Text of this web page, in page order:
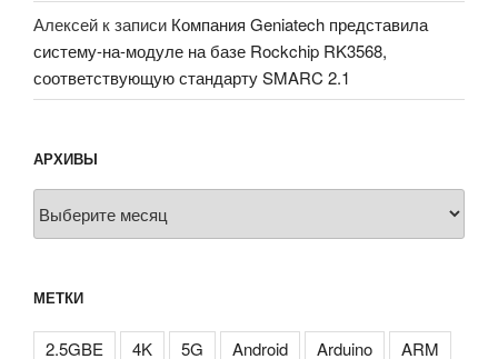
Алексей к записи Компания Geniatech представила
систему-на-модуле на базе Rockchip RK3568,
соответствующую стандарту SMARC 2.1
АРХИВЫ
МЕТКИ
2.5GBE 4K 5G Android Arduino
ARM